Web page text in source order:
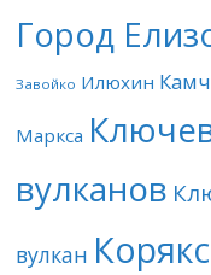
Город
Завойко Илюхин
Маркса
вулканов
вулкан